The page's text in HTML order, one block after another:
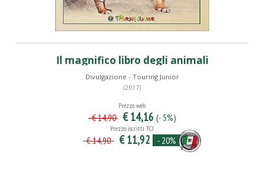
Il magnifico libro degli animali
Divulgazione - Touring Junior
(2017)
Prezzo web
€ 14,90 € 14,16 (- 5%)
Prezzo iscritti TCI
€ 14,90 € 11,92 - 20%